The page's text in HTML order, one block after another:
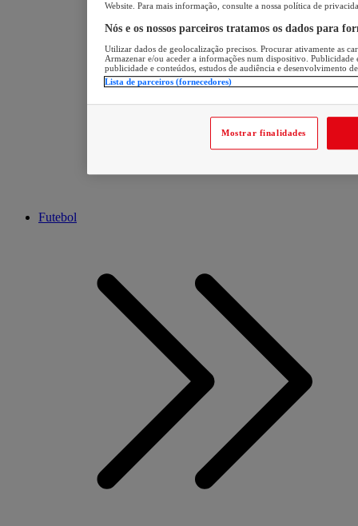
Futebol
Website. Para mais informação, consulte a nossa política de
Nós e os nossos parceiros tratamos os dados para
Utilizar dados de geolocalização precisos. Procurar ativamente as
Armazenar e/ou aceder a informações num dispositivo. Publicidade
publicidade e conteúdos, estudos de audiência e desenvolvimento
Lista de parceiros (fornecedores)
Mostrar finalidades